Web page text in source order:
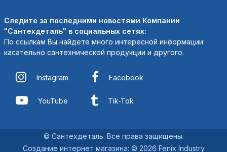
Следите за последними новостями Компании
"Сантехдеталь" в социальных сетях:
По ссылкам Вы найдете много интересной информации
касательно сантехнической продукции и другого.
Instagram Facebook
YouTube Tik-Tok
© Сантехдеталь. Все права защищены.
Создание интернет магазина: © 2026 Fenix Industry